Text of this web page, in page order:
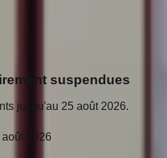
suspendues
jusqu'au 25 août 2026.
2026